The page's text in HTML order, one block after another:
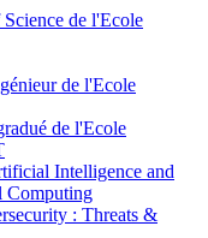
de l'Ecole
de l'Ecole
de l'Ecole
Intelligence and
Computing
: Threats &